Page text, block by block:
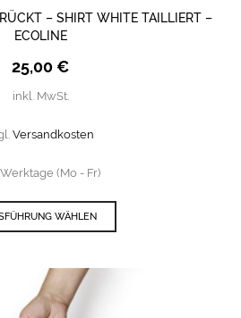
– SHIRT WHITE TAILLIERT –
ECOLINE
25,00€
inkl. MwSt.
Versandkosten
(Mo - Fr)
WÄHLEN